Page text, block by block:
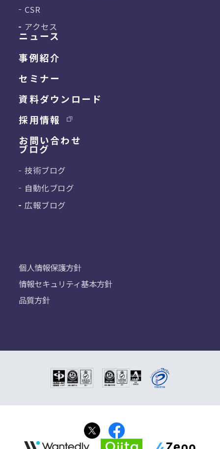
個人情報保護方針
情報セキュリティ基本方針
品質方針
ニュース
事例紹介
セミナー
資料ダウンロード
採用情報
お問い合わせ
CSR
アクセス
ブログ
技術ブログ
自動化ブログ
広報ブログ